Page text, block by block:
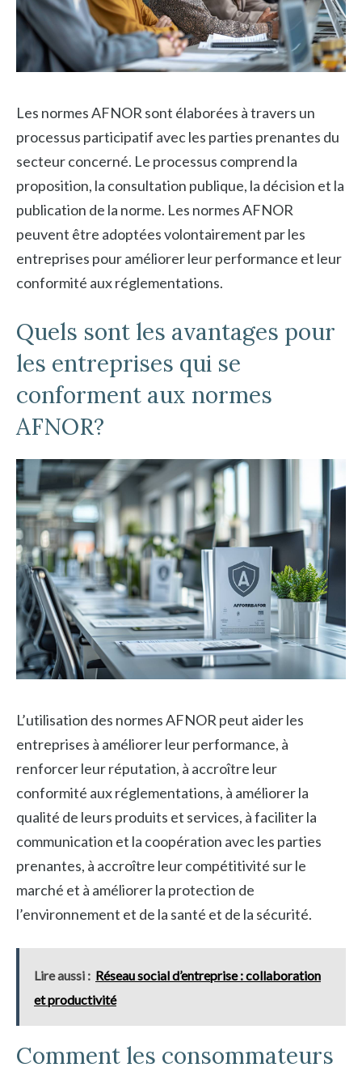
Les normes AFNOR sont élaborées à travers un
processus participatif avec les parties prenantes du
secteur concerné. Le processus comprend la
proposition, la consultation publique, la décision et la
publication de la norme. Les normes AFNOR
peuvent être adoptées volontairement par les
entreprises pour améliorer leur performance et leur
conformité aux réglementations.
Quels sont les avantages pour
les entreprises qui se
conforment aux normes
AFNOR?
L’utilisation des normes AFNOR peut aider les
entreprises à améliorer leur performance, à
renforcer leur réputation, à accroître leur
conformité aux réglementations, à améliorer la
qualité de leurs produits et services, à faciliter la
communication et la coopération avec les parties
prenantes, à accroître leur compétitivité sur le
marché et à améliorer la protection de
l’environnement et de la santé et de la sécurité.
Lire aussi : Réseau social d’entreprise : collaboration
et productivité
Comment les consommateurs